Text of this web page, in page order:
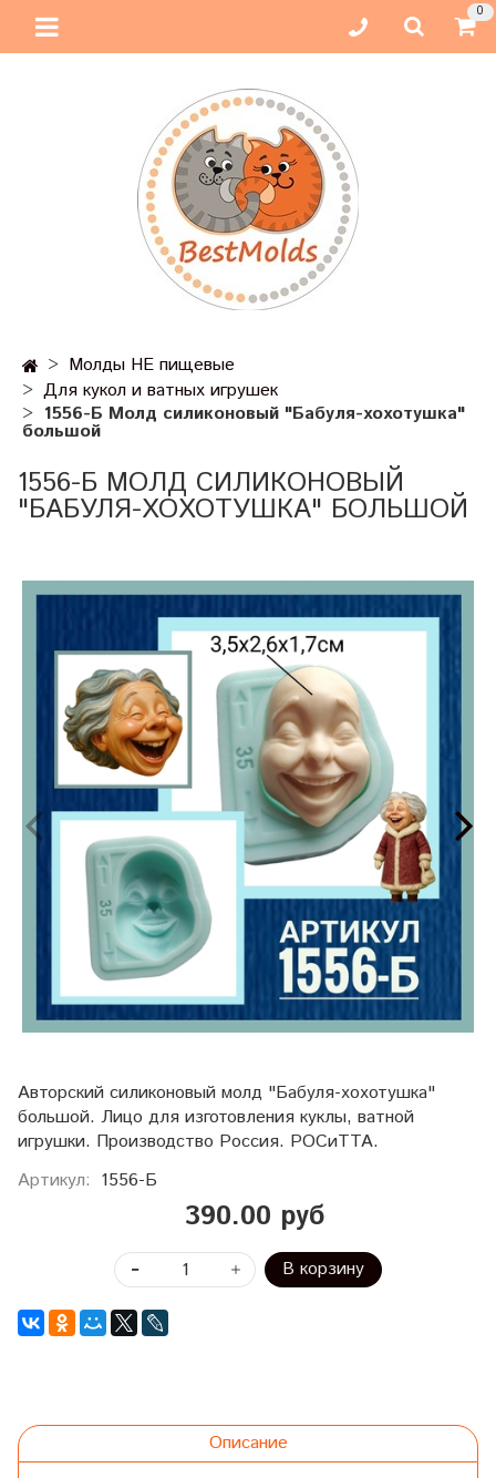
0
Молды НЕ пищевые
Для кукол и ватных игрушек
1556-Б Молд силиконовый "Бабуля-хохотушка"
большой
1556-Б МОЛД СИЛИКОНОВЫЙ
"БАБУЛЯ-ХОХОТУШКА" БОЛЬШОЙ
Авторский силиконовый молд "Бабуля-хохотушка"
большой. Лицо для изготовления куклы, ватной
игрушки. Производство Россия. РОСиТТА.
Артикул: 1556-Б
390.00 руб
В корзину
Описание